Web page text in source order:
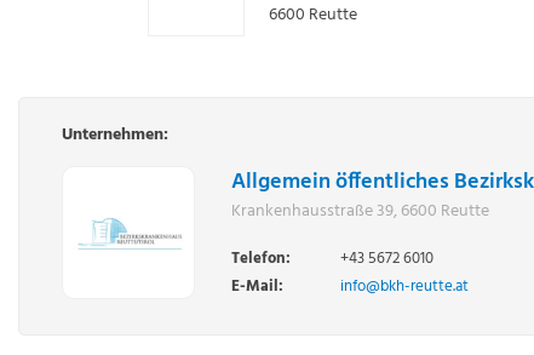
6600 Reutte
Unternehmen:
Allgemein öffentliches
Krankenhausstraße 39, 6600 Reutte
Telefon:
+43 5672 6010
E-Mail:
info@bkh-reutte.at